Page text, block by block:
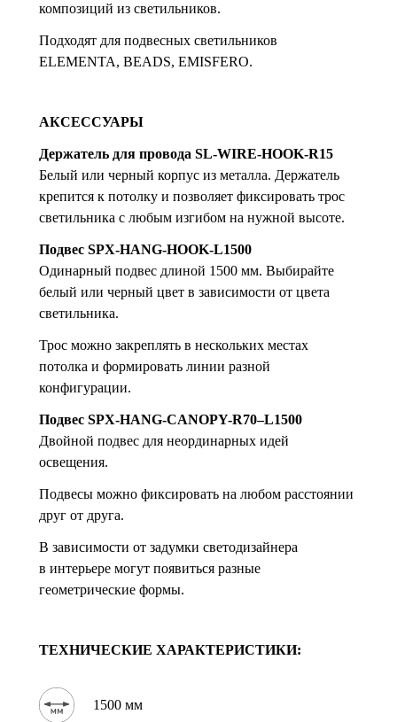
композиций из светильников.
Подходят для подвесных светильников
ELEMENTA, BEADS, EMISFERО.
АКСЕССУАРЫ
Держатель для провода SL-WIRE-HOOK-R15
Белый или черный корпус из металла. Держатель
крепится к потолку и позволяет фиксировать трос
светильника с любым изгибом на нужной высоте.
Подвес SPX-HANG-HOOK-L1500
Одинарный подвес длиной 1500 мм. Выбирайте
белый или черный цвет в зависимости от цвета
светильника.
Трос можно закреплять в нескольких местах
потолка и формировать линии разной
конфигурации.
Подвес SPX-HANG-CANOPY-R70–L1500
Двойной подвес для неординарных идей
освещения.
Подвесы можно фиксировать на любом расстоянии
друг от друга.
В зависимости от задумки светодизайнера
в интерьере могут появиться разные
геометрические формы.
ТЕХНИЧЕСКИЕ ХАРАКТЕРИСТИКИ:
1500 мм